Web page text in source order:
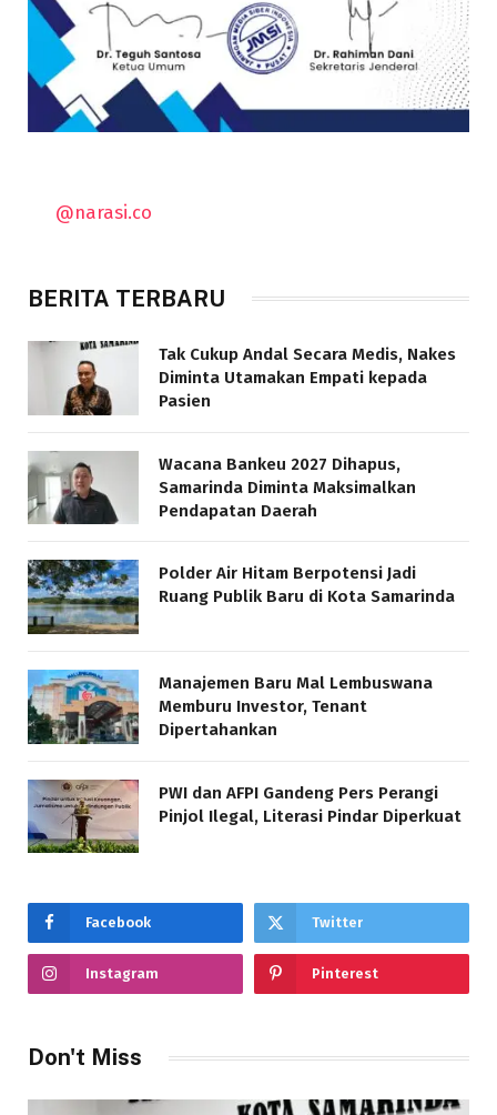
@narasi.co
BERITA TERBARU
Tak Cukup Andal Secara Medis, Nakes
Diminta Utamakan Empati kepada
Pasien
Wacana Bankeu 2027 Dihapus,
Samarinda Diminta Maksimalkan
Pendapatan Daerah
Polder Air Hitam Berpotensi Jadi
Ruang Publik Baru di Kota Samarinda
Manajemen Baru Mal Lembuswana
Memburu Investor, Tenant
Dipertahankan
PWI dan AFPI Gandeng Pers Perangi
Pinjol Ilegal, Literasi Pindar Diperkuat
Facebook Twitter
Instagram Pinterest
Don't Miss